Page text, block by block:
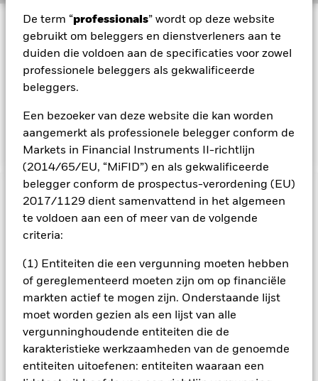
De term “professionals” wordt op deze website
gebruikt om beleggers en dienstverleners aan te
duiden die voldoen aan de specificaties voor zowel
professionele beleggers als gekwalificeerde
beleggers.
Een bezoeker van deze website die kan worden
aangemerkt als professionele belegger conform de
Markets in Financial Instruments II-richtlijn
(2014/65/EU, “MiFID”) en als gekwalificeerde
belegger conform de prospectus-verordening (EU)
2017/1129 dient samenvattend in het algemeen
te voldoen aan een of meer van de volgende
criteria:
(1) Entiteiten die een vergunning moeten hebben
of gereglementeerd moeten zijn om op financiële
markten actief te mogen zijn. Onderstaande lijst
moet worden gezien als een lijst van alle
vergunninghoudende entiteiten die de
karakteristieke werkzaamheden van de genoemde
entiteiten uitoefenen: entiteiten waaraan een
Beleggingsdoel
belegging via een combinatie van kapitaalgroei en
opbrengsten uit de activa van het Fonds. Het Fonds belegt
ten minste 70% van zijn totale activa in aandelen van
actief zijn in opkomende Europese landen of in het
Middellandse Zeegebied.
BELANGRIJKE GEGEVENS: Kapitaalrisico.De waarde en
het rendement van beleggingen kunnen dalen en stijgen, en
Het fonds belegt voor een groot deel in effecten die
genoteerd zijn in een vreemde valuta; schommelingen van de
betreffende valutakoersen zullen invloed hebben op de
economieën kan de waarde van beleggingen in opkomende
markten in ontwikkeling worden beïnvloed door een grotere
volatiliteit als gevolg van verschillen in algemeen aanvaarde
principes van administratieve verantwoording of door
economische of politieke instabiliteit. Het fonds kan beleggen